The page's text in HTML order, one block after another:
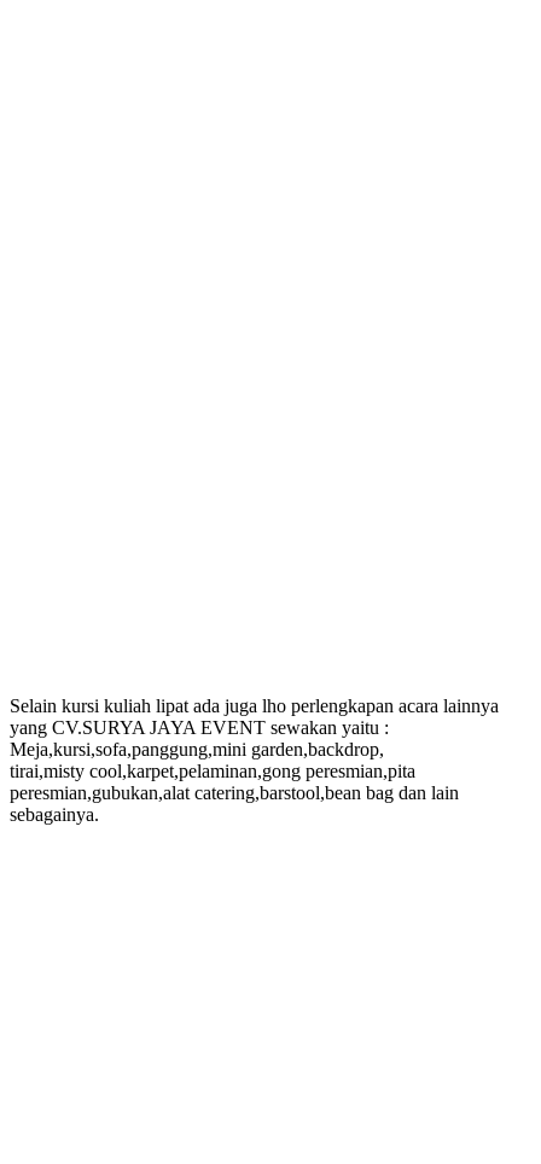
Selain kursi kuliah lipat ada juga lho perlengkapan acara lainnya
yang CV.SURYA JAYA EVENT sewakan yaitu :
Meja,kursi,sofa,panggung,mini garden,backdrop,
tirai,misty cool,karpet,pelaminan,gong peresmian,pita
peresmian,gubukan,alat catering,barstool,bean bag dan lain
sebagainya.